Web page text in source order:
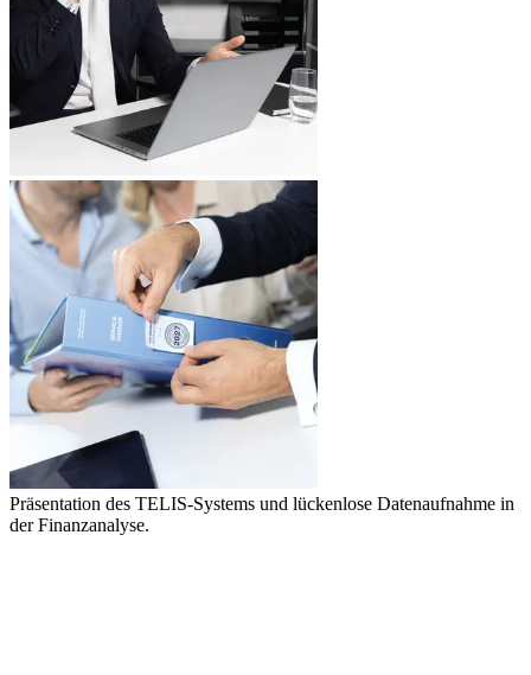
Präsentation des TELIS-Systems und lückenlose Datenaufnahme in
der Finanzanalyse.